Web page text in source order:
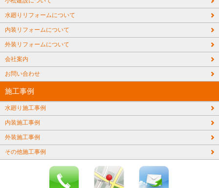
水廻りリフォームについて
内装リフォームについて
外装リフォームについて
会社案内
お問い合わせ
施工事例
水廻り施工事例
内装施工事例
外装施工事例
その他施工事例